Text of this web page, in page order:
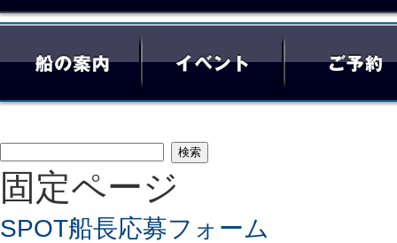
検
索:
固定ページ
SPOT船長応募フォーム